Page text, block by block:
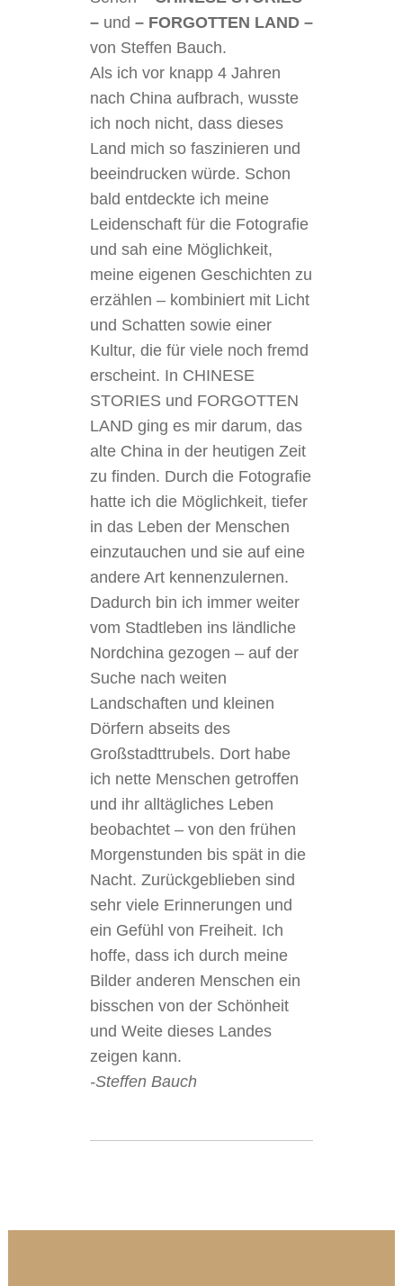
– und – FORGOTTEN LAND –
von Steffen Bauch.
Als ich vor knapp 4 Jahren
nach China aufbrach, wusste
ich noch nicht, dass dieses
Land mich so faszinieren und
beeindrucken würde. Schon
bald entdeckte ich meine
Leidenschaft für die Fotografie
und sah eine Möglichkeit,
meine eigenen Geschichten zu
erzählen – kombiniert mit Licht
und Schatten sowie einer
Kultur, die für viele noch fremd
erscheint. In CHINESE
STORIES und FORGOTTEN
LAND ging es mir darum, das
alte China in der heutigen Zeit
zu finden. Durch die Fotografie
hatte ich die Möglichkeit, tiefer
in das Leben der Menschen
einzutauchen und sie auf eine
andere Art kennenzulernen.
Dadurch bin ich immer weiter
vom Stadtleben ins ländliche
Nordchina gezogen – auf der
Suche nach weiten
Landschaften und kleinen
Dörfern abseits des
Großstadttrubels. Dort habe
ich nette Menschen getroffen
und ihr alltägliches Leben
beobachtet – von den frühen
Morgenstunden bis spät in die
Nacht. Zurückgeblieben sind
sehr viele Erinnerungen und
ein Gefühl von Freiheit. Ich
hoffe, dass ich durch meine
Bilder anderen Menschen ein
bisschen von der Schönheit
und Weite dieses Landes
zeigen kann.
-Steffen Bauch